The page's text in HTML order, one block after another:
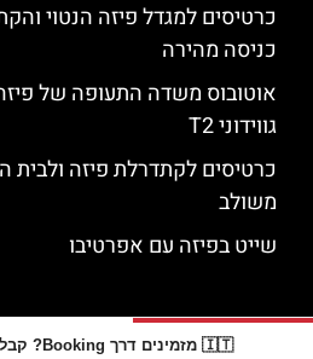
🇮🇹 מזמינים דרך Booking? קבלו
כרטיסים למגדל פיזה הנטוי
כניסה מהירה
אוטובוס משדה התעופה של
גווידוני T2
כרטיסים לקתדרלת פיזה ולבית
משולב
שייט בפיזה עם אפרטיבו